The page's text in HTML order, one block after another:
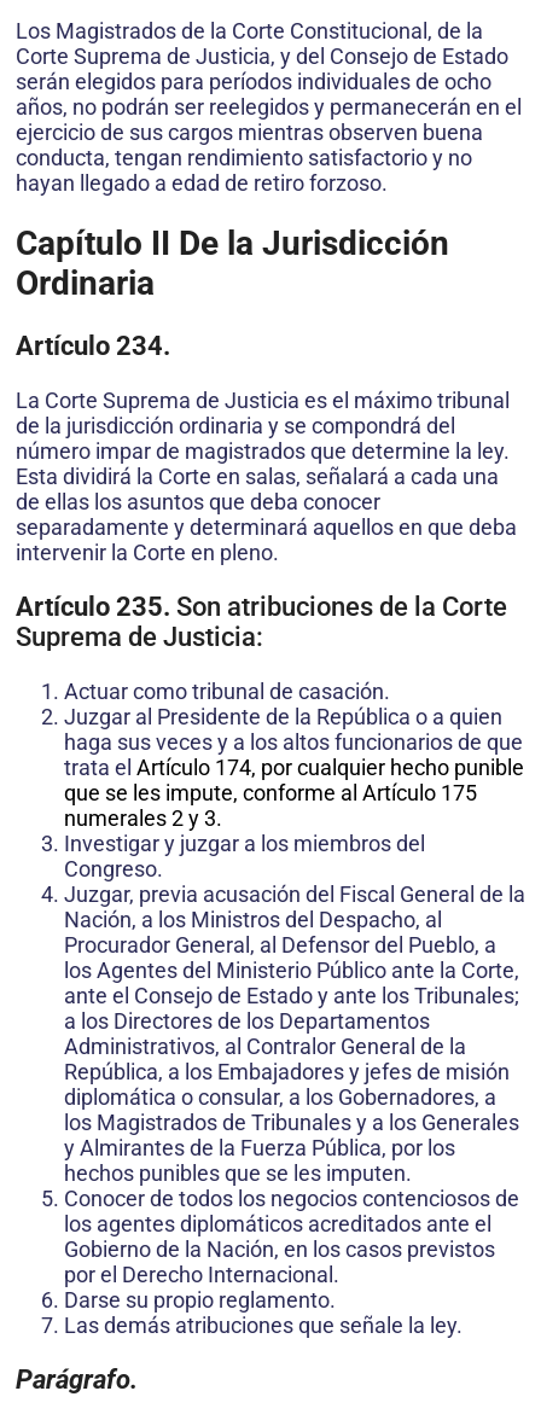
Los Magistrados de la Corte Constitucional, de la
Corte Suprema de Justicia, y del Consejo de Estado
serán elegidos para períodos individuales de ocho
años, no podrán ser reelegidos y permanecerán en el
ejercicio de sus cargos mientras observen buena
conducta, tengan rendimiento satisfactorio y no
hayan llegado a edad de retiro forzoso.
Capítulo II De la Jurisdicción
Ordinaria
Artículo 234.
La Corte Suprema de Justicia es el máximo tribunal
de la jurisdicción ordinaria y se compondrá del
número impar de magistrados que determine la ley.
Esta dividirá la Corte en salas, señalará a cada una
de ellas los asuntos que deba conocer
separadamente y determinará aquellos en que deba
intervenir la Corte en pleno.
Artículo 235. Son atribuciones de la Corte
Suprema de Justicia:
Actuar como tribunal de casación.
Juzgar al Presidente de la República o a quien
haga sus veces y a los altos funcionarios de que
trata el Artículo 174, por cualquier hecho punible
que se les impute, conforme al Artículo 175
numerales 2 y 3.
Investigar y juzgar a los miembros del
Congreso.
Juzgar, previa acusación del Fiscal General de la
Nación, a los Ministros del Despacho, al
Procurador General, al Defensor del Pueblo, a
los Agentes del Ministerio Público ante la Corte,
ante el Consejo de Estado y ante los Tribunales;
a los Directores de los Departamentos
Administrativos, al Contralor General de la
República, a los Embajadores y jefes de misión
diplomática o consular, a los Gobernadores, a
los Magistrados de Tribunales y a los Generales
y Almirantes de la Fuerza Pública, por los
hechos punibles que se les imputen.
Conocer de todos los negocios contenciosos de
los agentes diplomáticos acreditados ante el
Gobierno de la Nación, en los casos previstos
por el Derecho Internacional.
Darse su propio reglamento.
Las demás atribuciones que señale la ley.
Parágrafo.